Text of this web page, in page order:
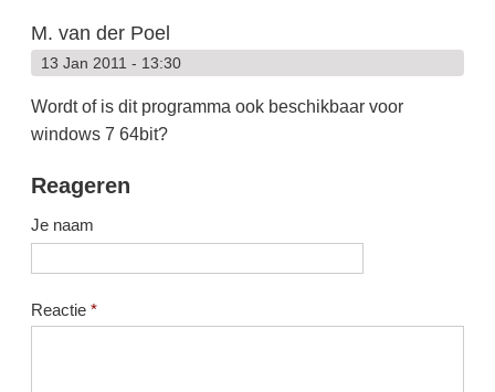
M. van der Poel
13 Jan 2011 - 13:30
Wordt of is dit programma ook beschikbaar voor
windows 7 64bit?
Reageren
Je naam
Reactie *